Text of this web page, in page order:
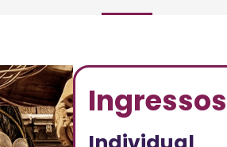
Ingressos